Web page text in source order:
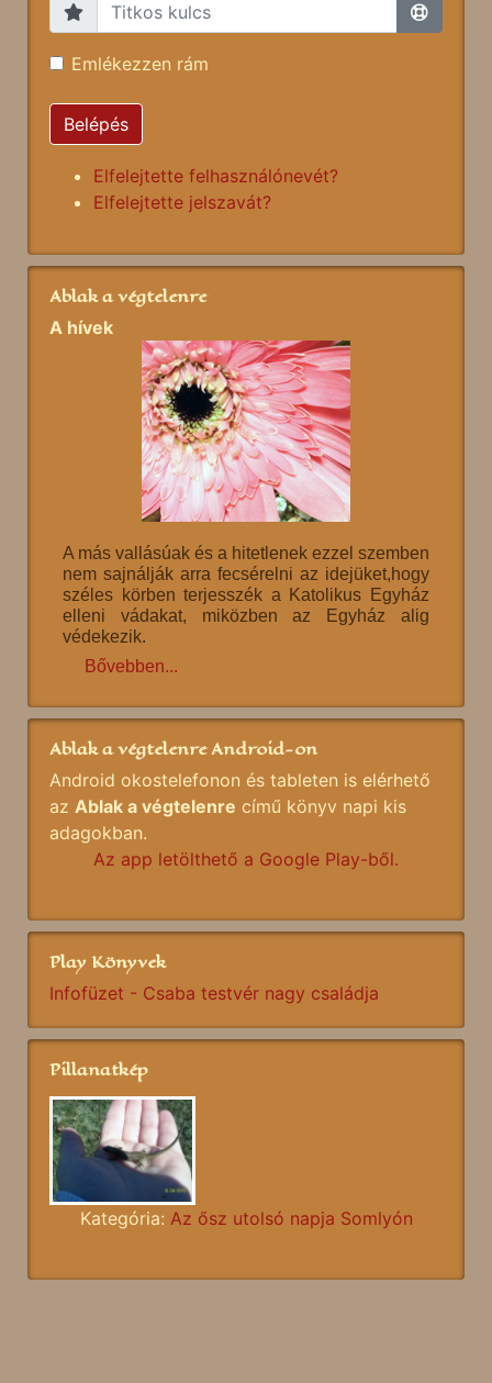
Emlékezzen rám
Belépés
Elfelejtette felhasználónevét?
Elfelejtette jelszavát?
Ablak a végtelenre
A hívek
A más vallásúak és a hitetlenek ezzel szemben
nem sajnálják arra fecsérelni az idejüket,hogy
széles körben terjesszék a Katolikus Egyház
elleni vádakat, miközben az Egyház alig
védekezik.
Bővebben...
Ablak a végtelenre Android-on
Android okostelefonon és tableten is elérhető
az Ablak a végtelenre című könyv napi kis
adagokban.
Az app letölthető a Google Play-ből.
Play Könyvek
Infofüzet - Csaba testvér nagy családja
Pillanatkép
Kategória: Az ősz utolsó napja Somlyón